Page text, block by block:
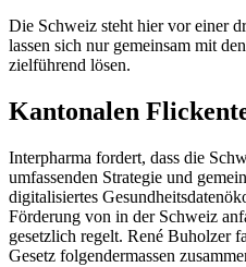
Die Schweiz steht hier vor einer
lassen sich nur gemeinsam mit
zielführend lösen.
Kantonalen
Interpharma fordert, dass die
umfassenden Strategie und
digitalisiertes
Förderung von in der Schweiz
gesetzlich regelt. René Buholzer
Gesetz folgendermassen